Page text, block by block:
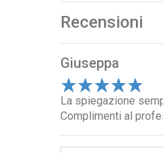
Recensioni
Giuseppa
5
4
3
2
1
La spiegazione
Complimenti al